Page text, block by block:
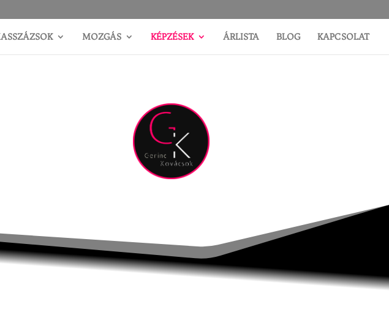
MOZGÁS KÉPZÉSEK ÁRLISTA BLOG KAPCSOLAT